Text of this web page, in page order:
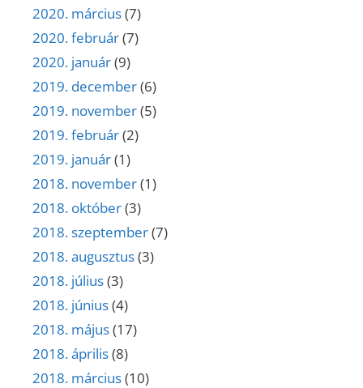
2020. március(7)
2020. február(7)
2020. január(9)
2019. december(6)
2019. november(5)
2019. február(2)
2019. január(1)
2018. november(1)
2018. október(3)
2018. szeptember(7)
2018. augusztus(3)
2018. július(3)
2018. június(4)
2018. május(17)
2018. április(8)
2018. március(10)